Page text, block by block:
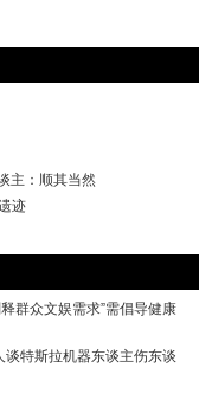
主：顺其当然
迹
群众文娱需求”需倡导健康
特斯拉机器东谈主伤东谈